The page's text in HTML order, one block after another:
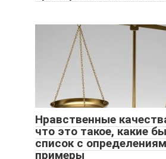
Нравственные
что это такое, какие
список с
примеры